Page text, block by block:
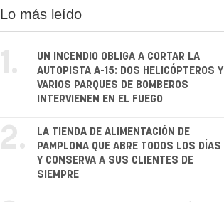
Lo más leído
1.
UN INCENDIO OBLIGA A CORTAR LA
AUTOPISTA A-15: DOS HELICÓPTEROS Y
VARIOS PARQUES DE BOMBEROS
INTERVIENEN EN EL FUEGO
2.
LA TIENDA DE ALIMENTACIÓN DE
PAMPLONA QUE ABRE TODOS LOS DÍAS
Y CONSERVA A SUS CLIENTES DE
SIEMPRE